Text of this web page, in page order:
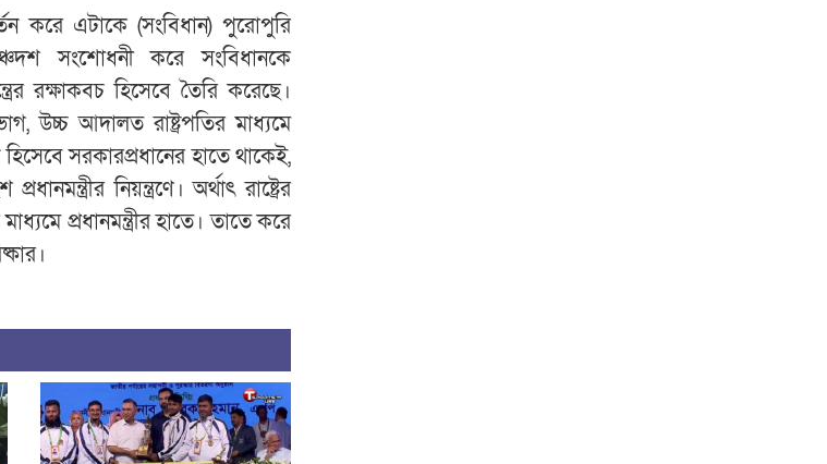
করে এটাকে (সংবিধান) পুরোপুরি
সংশোধনী করে সংবিধানকে
রক্ষাকবচ হিসেবে তৈরি করেছে।
উচ্চ আদালত রাষ্ট্রপতির মাধ্যমে
হিসেবে সরকারপ্রধানের হাতে থাকেই,
নিয়ন্ত্রণে। অর্থাৎ রাষ্ট্রের
প্রধানমন্ত্রীর হাতে। তাতে করে